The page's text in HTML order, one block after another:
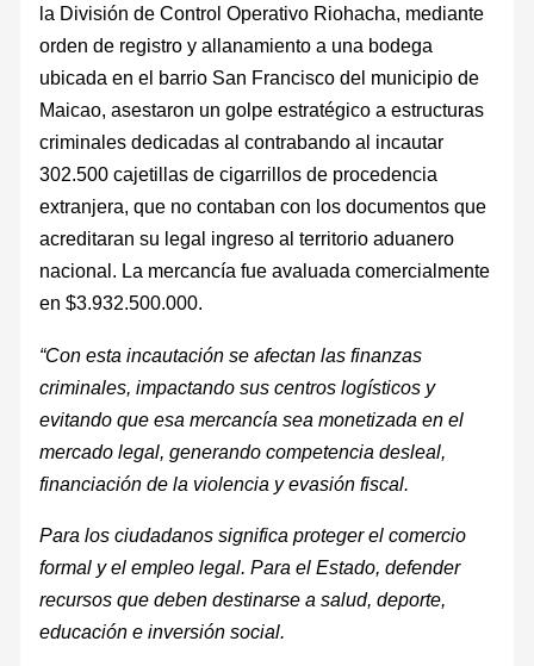
la División de Control Operativo Riohacha, mediante
orden de registro y allanamiento a una bodega
ubicada en el barrio San Francisco del municipio de
Maicao, asestaron un golpe estratégico a estructuras
criminales dedicadas al contrabando al incautar
302.500 cajetillas de cigarrillos de procedencia
extranjera, que no contaban con los documentos que
acreditaran su legal ingreso al territorio aduanero
nacional. La mercancía fue avaluada comercialmente
en $3.932.500.000.
“Con esta incautación se afectan las finanzas
criminales, impactando sus centros logísticos y
evitando que esa mercancía sea monetizada en el
mercado legal, generando competencia desleal,
financiación de la violencia y evasión fiscal.
Para los ciudadanos significa proteger el comercio
formal y el empleo legal. Para el Estado, defender
recursos que deben destinarse a salud, deporte,
educación e inversión social.